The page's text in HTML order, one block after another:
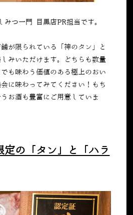
みつ一門 目黒店PR担当です。
が限られている「神のタン」と
しみいただけます。どちらも数量
も味わう価値のある極上のおい
に味わってみてください！もち
お酒も豊富にご用意していま
定の「タン」と「ハラ